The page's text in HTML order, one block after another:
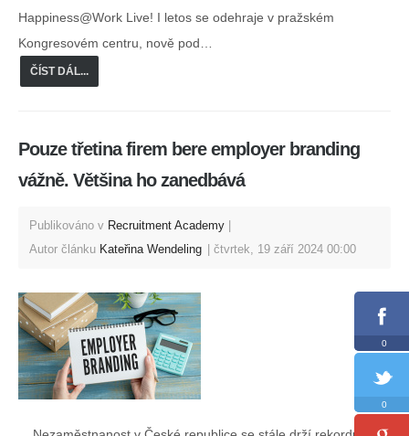
Happiness@Work Live! I letos se odehraje v pražském
Kongresovém centru, nově pod…
ČÍST DÁL...
Pouze třetina firem bere employer branding
vážně. Většina ho zanedbává
Publikováno v Recruitment Academy
Autor článku Kateřina Wendeling čtvrtek, 19 září 2024 00:00
0
0